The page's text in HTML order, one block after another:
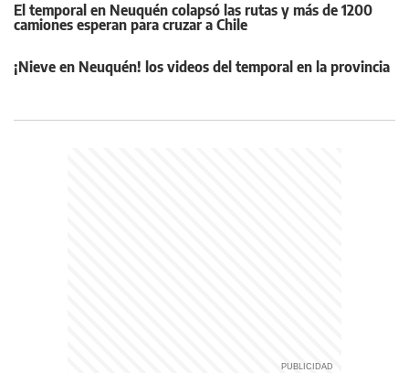
El temporal en Neuquén colapsó las rutas y más de 1200
camiones esperan para cruzar a Chile
¡Nieve en Neuquén! los videos del temporal en la provincia